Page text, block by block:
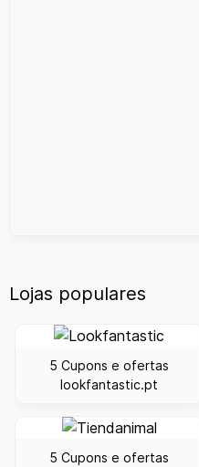
Lojas populares
5 Cupons e ofertas
lookfantastic.pt
5 Cupons e ofertas